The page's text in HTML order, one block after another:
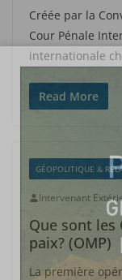
Créée par la
Cour Pénale
internationale
Read More
GÉOPOLITIQUE &
Intervenant
Que sont
paix? (OMP)
La première